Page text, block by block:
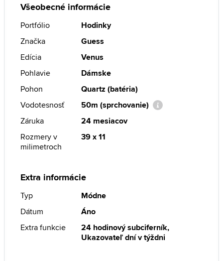
Všeobecné informácie
Portfólio
Hodinky
Značka
Guess
Edícia
Venus
Pohlavie
Dámske
Pohon
Quartz (batéria)
Vodotesnosť
50m (sprchovanie)
Záruka
24 mesiacov
Rozmery v
milimetroch
39 x 11
Extra informácie
Typ
Módne
Dátum
Áno
Extra funkcie
24 hodinový subciferník,
Ukazovateľ dní v týždni